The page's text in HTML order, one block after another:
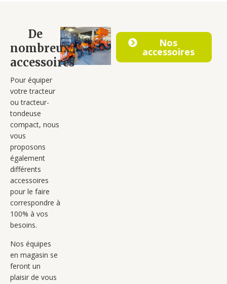
De
nombreux
accessoires
Pour équiper
votre tracteur
ou tracteur-
tondeuse
compact, nous
vous
proposons
également
différents
accessoires
pour le faire
correspondre à
100% à vos
besoins.
Nos équipes
en magasin se
feront un
plaisir de vous
Nos
accessoires